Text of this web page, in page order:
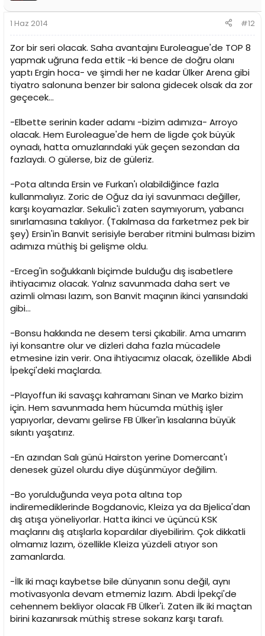
1 Haz 2014 #12
Zor bir seri olacak. Saha avantajını Euroleague'de TOP 8
yapmak uğruna feda ettik -ki bence de doğru olanı
yaptı Ergin hoca- ve şimdi her ne kadar Ülker Arena gibi
tiyatro salonuna benzer bir salona gidecek olsak da zor
geçecek...
-Elbette serinin kader adamı -bizim adımıza- Arroyo
olacak. Hem Euroleague'de hem de ligde çok büyük
oynadı, hatta omuzlarındaki yük geçen sezondan da
fazlaydı. O gülerse, biz de güleriz.
-Pota altında Ersin ve Furkan'ı olabildiğince fazla
kullanmalıyız. Zoric de Oğuz da iyi savunmacı değiller,
karşı koyamazlar. Sekulic'i zaten saymıyorum, yabancı
sınırlamasına takılıyor. (Takılmasa da farketmez pek bir
şey) Ersin'in Banvit serisiyle beraber ritmini bulması bizim
adımıza müthiş bi gelişme oldu.
-Erceg'in soğukkanlı biçimde bulduğu dış isabetlere
ihtiyacımız olacak. Yalnız savunmada daha sert ve
azimli olması lazım, son Banvit maçının ikinci yarısındaki
gibi...
-Bonsu hakkında ne desem tersi çıkabilir. Ama umarım
iyi konsantre olur ve dizleri daha fazla mücadele
etmesine izin verir. Ona ihtiyacımız olacak, özellikle Abdi
İpekçi'deki maçlarda.
-Playoffun iki savaşçı kahramanı Sinan ve Marko bizim
için. Hem savunmada hem hücumda müthiş işler
yapıyorlar, devamı gelirse FB Ülker'in kısalarına büyük
sıkıntı yaşatırız.
-En azından Salı günü Hairston yerine Domercant'ı
denesek güzel olurdu diye düşünmüyor değilim.
-Bo yorulduğunda veya pota altına top
indiremediklerinde Bogdanovic, Kleiza ya da Bjelica'dan
dış atışa yöneliyorlar. Hatta ikinci ve üçüncü KSK
maçlarını dış atışlarla kopardılar diyebilirim. Çok dikkatli
olmamız lazım, özellikle Kleiza yüzdeli atıyor son
zamanlarda.
-İlk iki maçı kaybetse bile dünyanın sonu değil, aynı
motivasyonla devam etmemiz lazım. Abdi İpekçi'de
cehennem bekliyor olacak FB Ülker'i. Zaten ilk iki maçtan
birini kazanırsak müthiş strese sokarız karşı tarafı.